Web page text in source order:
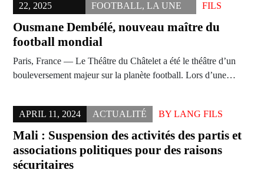
22, 2025
FOOTBALL, LA UNE
FILS
Ousmane Dembélé, nouveau maître du
football mondial
Paris, France — Le Théâtre du Châtelet a été le théâtre d’un
bouleversement majeur sur la planète football. Lors d’une…
APRIL 11, 2024 ACTUALITÉ BY LANG FILS
Mali : Suspension des activités des partis et
associations politiques pour des raisons
sécuritaires